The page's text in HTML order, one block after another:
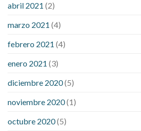
abril 2021 (2)
marzo 2021 (4)
febrero 2021 (4)
enero 2021 (3)
diciembre 2020(5)
noviembre 2020(1)
octubre 2020(5)